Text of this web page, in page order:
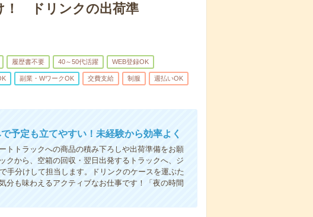
！ ドリンクの出荷準
履歴書不要 40～50代活躍 WEB登録OK
副業・WワークOK 交費支給 制服 週払いOK
予定も立てやすい！未経験から効率よく
トトラックへの商品の積み下ろしや出荷準備をお願
クから、空箱の回収・翌日出発するトラックへ、ジ
手分けして担当します。ドリンクのケースを運ぶた
分も味わえるアクティブなお仕事です！「夜の時間